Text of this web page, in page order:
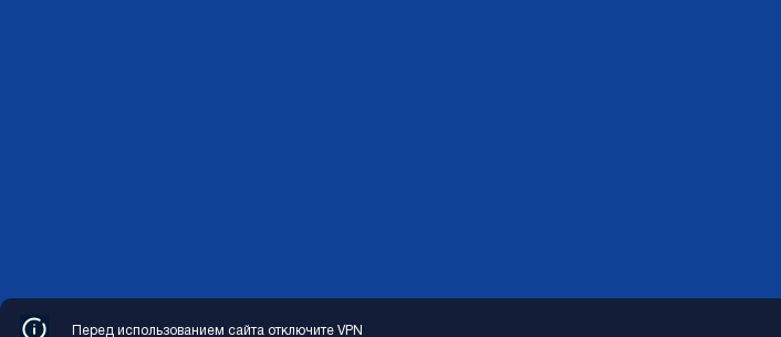
Перед использованием сайта отключите VPN